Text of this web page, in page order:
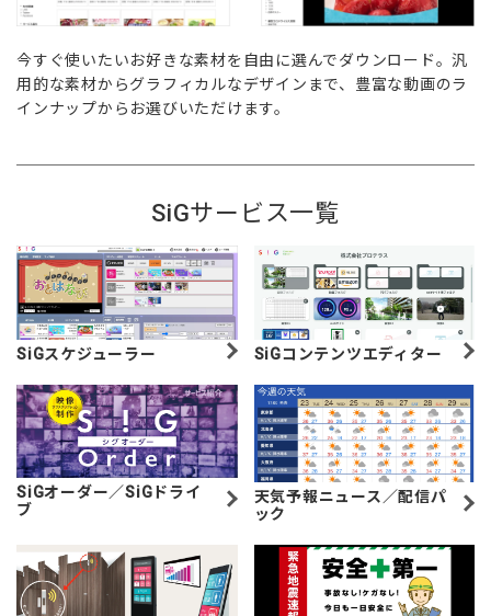
今すぐ使いたいお好きな素材を自由に選んでダウンロード。汎
用的な素材からグラフィカルなデザインまで、豊富な動画のラ
インナップからお選びいただけます。
SiGサービス一覧
SiGスケジューラー SiGコンテンツエディター
SiGオーダー／SiGドライ
ブ
天気予報ニュース／配信パ
ック